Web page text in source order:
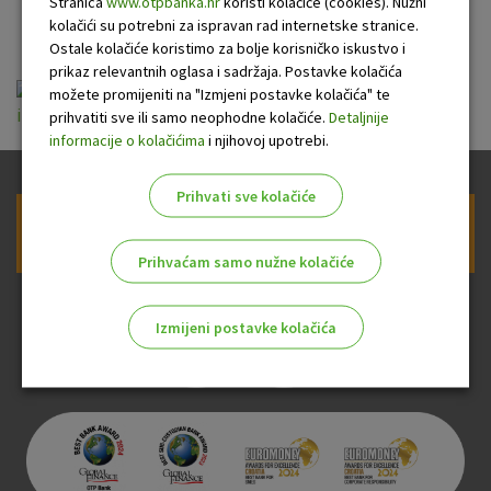
u turizmu
ou-krediti-stambeni-
iznajmljivaci_20140101.pdf
kolačići su potrebni za ispravan rad internetske stranice.
Ostale kolačiće koristimo za bolje korisničko iskustvo i
prikaz relevantnih oglasa i sadržaja. Postavke kolačića
možete promijeniti na "Izmjeni postavke kolačića" te
prihvatiti sve ili samo neophodne kolačiće. Detaljnije
informacije o kolačićima i njihovoj upotrebi.
Prihvati sve kolačiće
Prihvaćam samo nužne kolačiće
Izmijeni postavke kolačića